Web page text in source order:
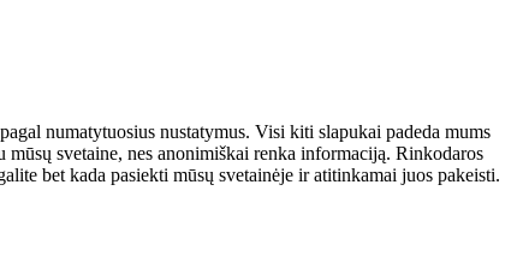
numatytuosius nustatymus. Visi kiti slapukai padeda mums
svetaine, nes anonimiškai renka informaciją. Rinkodaros
bet kada pasiekti mūsų svetainėje ir atitinkamai juos pakeisti.